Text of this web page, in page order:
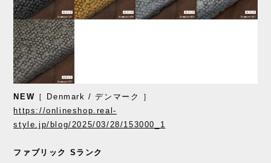
NEW ［ Denmark / デンマーク ］
https://onlineshop.real-
style.jp/blog/2025/03/28/153000_1
ファブリック Sランク